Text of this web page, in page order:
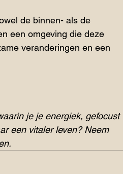
de binnen- als de
een omgeving die deze
veranderingen en een
je je energiek, gefocust
een vitaler leven? Neem